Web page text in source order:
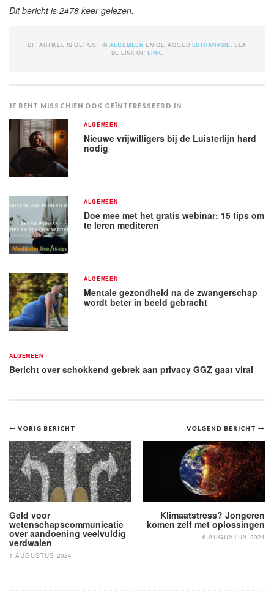
Dit bericht is 2478 keer gelezen.
DIT ARTIKEL IS GEPOST INALGEMEEN EN GETAGGED EUTHANASIE . SLA
DE LINK OPLINK
JE BENT MISSCHIEN OOK GEÏNTERESSEERD IN
ALGEMEEN
Nieuwe vrijwilligers bij de Luisterlijn hard
nodig
ALGEMEEN
Doe mee met het gratis webinar: 15 tips om
te leren mediteren
ALGEMEEN
Mentale gezondheid na de zwangerschap
wordt beter in beeld gebracht
ALGEMEEN
Bericht over schokkend gebrek aan privacy GGZ gaat viral
Bericht
navigatie
VOLGEND BERICHT
Klimaatstress? Jongeren
komen zelf met oplossingen
6 AUGUSTUS 2024
VORIG BERICHT
Geld voor
wetenschapscommunicatie
over aandoening veelvuldig
verdwalen
1 AUGUSTUS 2024